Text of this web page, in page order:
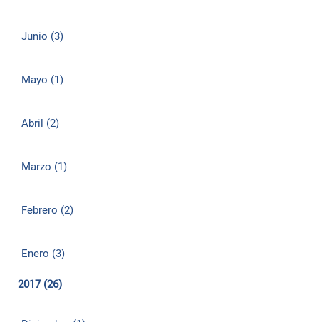
Junio (3)
Mayo (1)
Abril (2)
Marzo (1)
Febrero (2)
Enero (3)
2017 (26)